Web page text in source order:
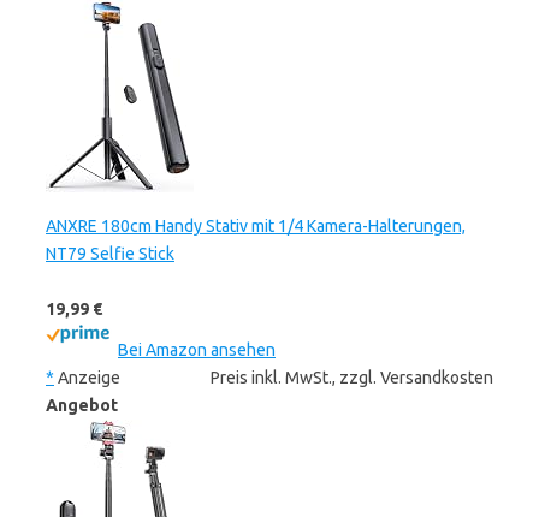
ANXRE 180cm Handy Stativ mit 1/4 Kamera-Halterungen,
NT79 Selfie Stick
19,99 €
Bei Amazon ansehen
* Anzeige
Preis inkl. MwSt., zzgl. Versandkosten
Angebot